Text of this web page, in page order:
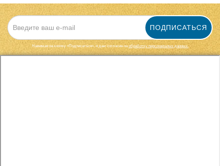
ПОДПИСАТЬСЯ
Нажимая на кнопку «Подписаться», я даю cогласие на обработку персональных данных.